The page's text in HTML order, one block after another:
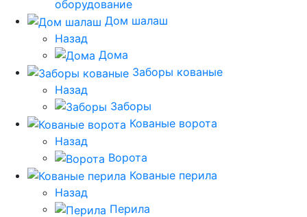
оборудование
Дом шалаш
Назад
Дома
Заборы кованые
Назад
Заборы
Кованые ворота
Назад
Ворота
Кованые перила
Назад
Перила